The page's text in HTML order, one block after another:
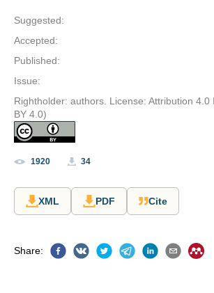
Suggested:
Accepted:
Published:
Issue:
Rightholder: authors. License: Attribution 4.0
BY 4.0)
1920 34
XML PDF Cite
Share: